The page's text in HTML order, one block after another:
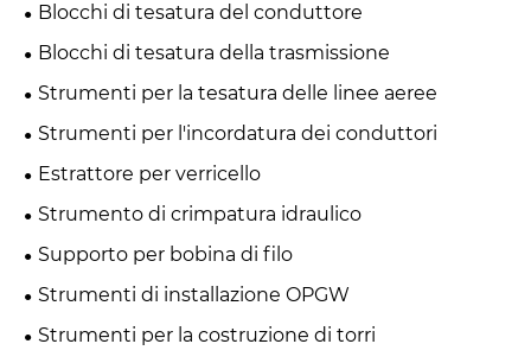
Blocchi di tesatura del conduttore
Blocchi di tesatura della trasmissione
Strumenti per la tesatura delle linee aeree
Strumenti per l'incordatura dei conduttori
Estrattore per verricello
Strumento di crimpatura idraulico
Supporto per bobina di filo
Strumenti di installazione OPGW
Strumenti per la costruzione di torri